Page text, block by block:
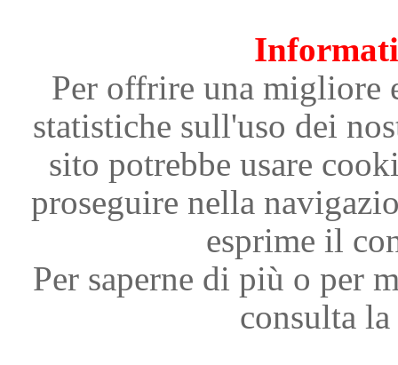
Per offrire una migliore
statistiche sull'uso dei
sito potrebbe usare
proseguire nella
esprime il
Per saperne di più o per
consulta